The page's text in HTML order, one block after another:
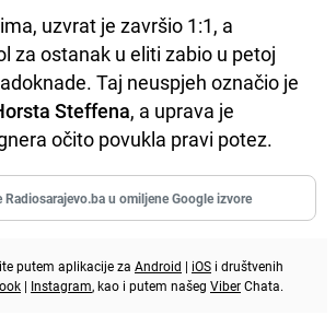
uzvrat je završio 1:1, a
za ostanak u eliti zabio u petoj
Taj neuspjeh označio je
Steffena, a uprava je
očito povukla pravi potez.
Radiosarajevo.ba u omiljene Google izvore
putem aplikacije za Android | iOS i društvenih
| Instagram, kao i putem našeg ViberChata.